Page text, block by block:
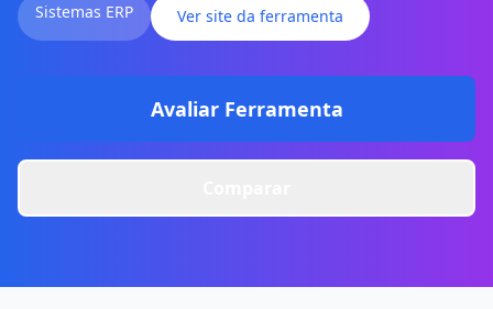
Sistemas ERP Ver site da ferramenta
Avaliar Ferramenta